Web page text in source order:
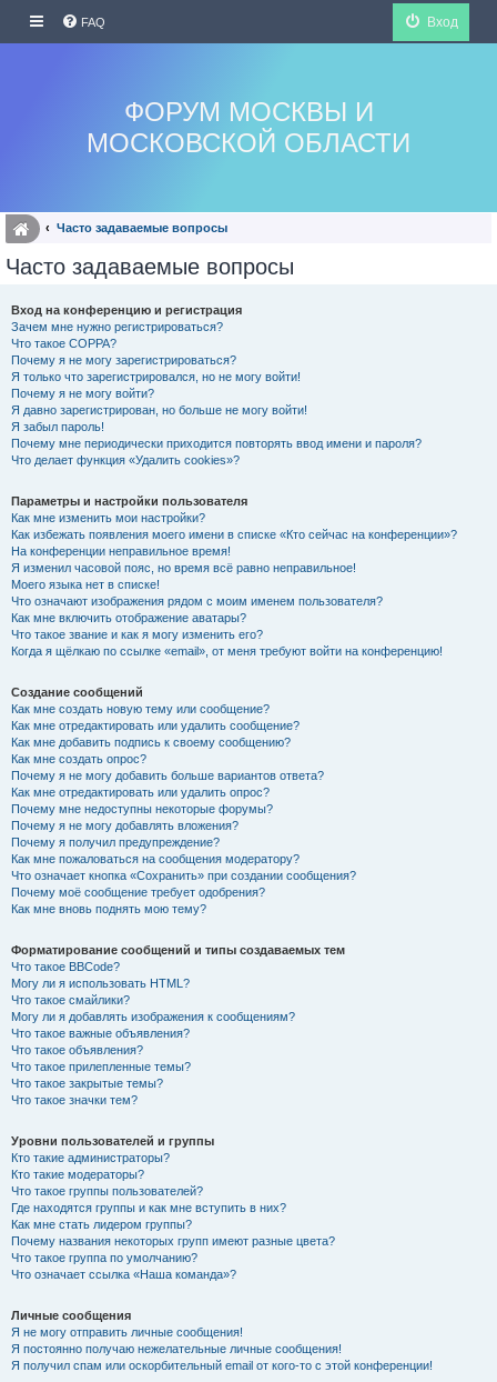
FAQ Вход
ФОРУМ МОСКВЫ И
МОСКОВСКОЙ ОБЛАСТИ
Часто задаваемые вопросы
Часто задаваемые вопросы
Вход на конференцию и регистрация
Зачем мне нужно регистрироваться?
Что такое COPPA?
Почему я не могу зарегистрироваться?
Я только что зарегистрировался, но не могу войти!
Почему я не могу войти?
Я давно зарегистрирован, но больше не могу войти!
Я забыл пароль!
Почему мне периодически приходится повторять ввод имени и пароля?
Что делает функция «Удалить cookies»?
Параметры и настройки пользователя
Как мне изменить мои настройки?
Как избежать появления моего имени в списке «Кто сейчас на конференции»?
На конференции неправильное время!
Я изменил часовой пояс, но время всё равно неправильное!
Моего языка нет в списке!
Что означают изображения рядом с моим именем пользователя?
Как мне включить отображение аватары?
Что такое звание и как я могу изменить его?
Когда я щёлкаю по ссылке «email», от меня требуют войти на конференцию!
Создание сообщений
Как мне создать новую тему или сообщение?
Как мне отредактировать или удалить сообщение?
Как мне добавить подпись к своему сообщению?
Как мне создать опрос?
Почему я не могу добавить больше вариантов ответа?
Как мне отредактировать или удалить опрос?
Почему мне недоступны некоторые форумы?
Почему я не могу добавлять вложения?
Почему я получил предупреждение?
Как мне пожаловаться на сообщения модератору?
Что означает кнопка «Сохранить» при создании сообщения?
Почему моё сообщение требует одобрения?
Как мне вновь поднять мою тему?
Форматирование сообщений и типы создаваемых тем
Что такое BBCode?
Могу ли я использовать HTML?
Что такое смайлики?
Могу ли я добавлять изображения к сообщениям?
Что такое важные объявления?
Что такое объявления?
Что такое прилепленные темы?
Что такое закрытые темы?
Что такое значки тем?
Уровни пользователей и группы
Кто такие администраторы?
Кто такие модераторы?
Что такое группы пользователей?
Где находятся группы и как мне вступить в них?
Как мне стать лидером группы?
Почему названия некоторых групп имеют разные цвета?
Что такое группа по умолчанию?
Что означает ссылка «Наша команда»?
Личные сообщения
Я не могу отправить личные сообщения!
Я постоянно получаю нежелательные личные сообщения!
Я получил спам или оскорбительный email от кого-то с этой конференции!